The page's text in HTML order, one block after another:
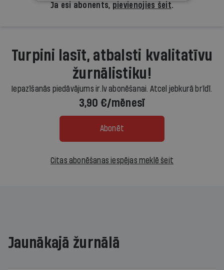
Ja esi abonents, pievienojies šeit.
Turpini lasīt, atbalsti kvalitatīvu
žurnālistiku!
Iepazīšanās piedāvājums ir.lv abonēšanai. Atcel jebkurā brīdī.
3,90 €/mēnesī
Abonēt
Citas abonēšanas iespējas meklē šeit
Jaunākajā žurnālā